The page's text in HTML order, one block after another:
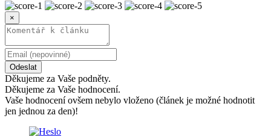
×
Odeslat
Děkujeme za Vaše podněty.
Děkujeme za Vaše hodnocení.
Vaše hodnocení ovšem nebylo vloženo (článek je možné hodnotit
jen jednou za den)!